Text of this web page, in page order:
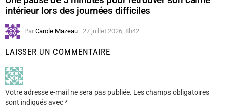
intérieur lors des journées difficiles
Par Carole Mazeau 27 juillet 2026, 8h42
LAISSER UN COMMENTAIRE
Votre adresse e-mail ne sera pas publiée. Les champs obligatoires
sont indiqués avec*